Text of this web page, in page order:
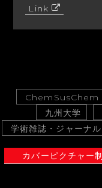
Link
ChemSusChem
九州大学
学術雑誌・ジャーナル
カバーピクチャー